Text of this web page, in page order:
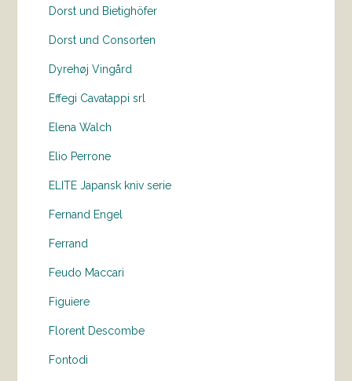
Dorst und Bietighöfer
Dorst und Consorten
Dyrehøj Vingård
Effegi Cavatappi srl
Elena Walch
Elio Perrone
ELITE Japansk kniv serie
Fernand Engel
Ferrand
Feudo Maccari
Figuiere
Florent Descombe
Fontodi